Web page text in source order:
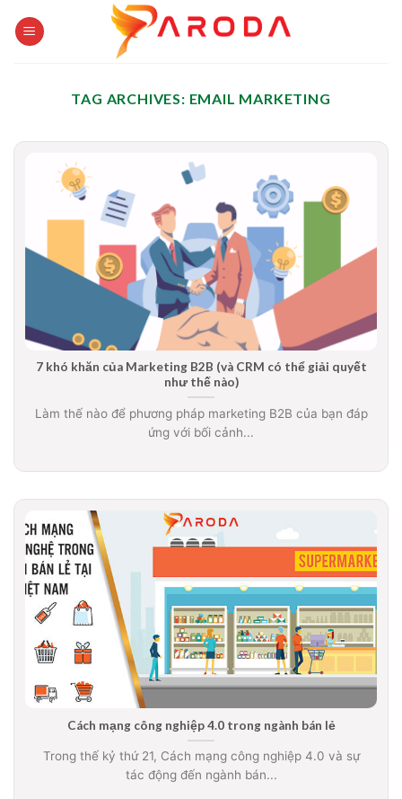
TAG ARCHIVES: EMAIL MARKETING
7 khó khăn của Marketing B2B (và CRM có thể giải quyết
như thế nào)
Làm thế nào để phương pháp marketing B2B của bạn đáp
ứng với bối cảnh...
Cách mạng công nghiệp 4.0 trong ngành bán lẻ
Trong thế kỷ thứ 21, Cách mạng công nghiệp 4.0 và sự
tác động đến ngành bán...